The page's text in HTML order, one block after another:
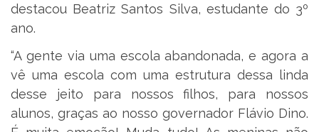
destacou Beatriz Santos Silva, estudante do 3º
ano.
“A gente via uma escola abandonada, e agora a
vê uma escola com uma estrutura dessa linda
desse jeito para nossos filhos, para nossos
alunos, graças ao nosso governador Flávio Dino.